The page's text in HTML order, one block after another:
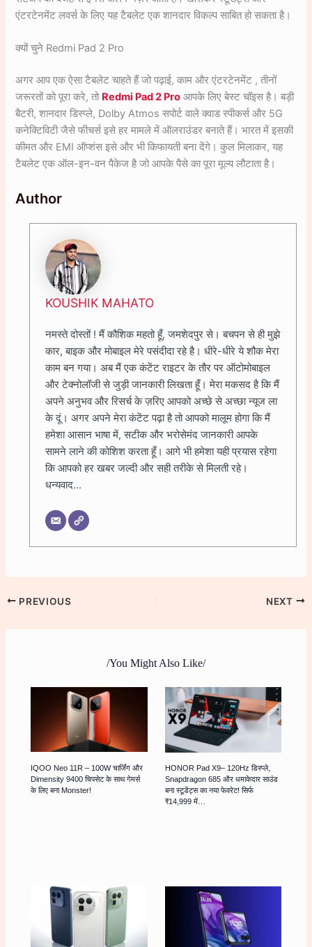
एंटरटेनमेंट लवर्स के लिए यह टैबलेट एक शानदार विकल्प साबित हो सकता है।
क्यों चुने Redmi Pad 2 Pro
अगर आप एक ऐसा टैबलेट चाहते हैं जो पढ़ाई, काम और एंटरटेनमेंट , तीनों
जरूरतों को पूरा करे, तो Redmi Pad 2 Pro आपके लिए बेस्ट चॉइस है। बड़ी
बैटरी, शानदार डिस्प्ले, Dolby Atmos सपोर्ट वाले क्वाड स्पीकर्स और 5G
कनेक्टिविटी जैसे फीचर्स इसे हर मामले में ऑलराउंडर बनाते हैं। भारत में इसकी
कीमत और EMI ऑप्शंस इसे और भी किफायती बना देंगे। कुल मिलाकर, यह
टैबलेट एक ऑल-इन-वन पैकेज है जो आपके पैसे का पूरा मूल्य लौटाता है।
Author
KOUSHIK MAHATO
नमस्ते दोस्तों ! मैं कौशिक महतो हूँ, जमशेदपुर से। बचपन से ही मुझे
कार, बाइक और मोबाइल मेरे पसंदीदा रहे है। धीरे-धीरे ये शौक मेरा
काम बन गया। अब मैं एक कंटेंट राइटर के तौर पर ऑटोमोबाइल
और टेक्नोलॉजी से जुड़ी जानकारी लिखता हूँ। मेरा मकसद है कि मैं
अपने अनुभव और रिसर्च के ज़रिए आपको अच्छे से अच्छा न्यूज ला
के दूं। अगर अपने मेरा कंटेंट पढ़ा है तो आपको मालूम होगा कि मैं
हमेशा आसान भाषा में, सटीक और भरोसेमंद जानकारी आपके
सामने लाने की कोशिश करता हूँ। आगे भी हमेशा यही प्रयास रहेगा
कि आपको हर खबर जल्दी और सही तरीके से मिलती रहे।
धन्यवाद...
PREVIOUS NEXT
/You Might Also Like/
IQOO Neo 11R – 100W चार्जिंग और
Dimensity 9400 चिपसेट के साथ गेमर्स
के लिए बना Monster!
HONOR Pad X9– 120Hz डिस्प्ले,
Snapdragon 685 और धमाकेदार साउंड
बना स्टूडेंट्स का नया फेवरेट! सिर्फ
₹14,999 में…